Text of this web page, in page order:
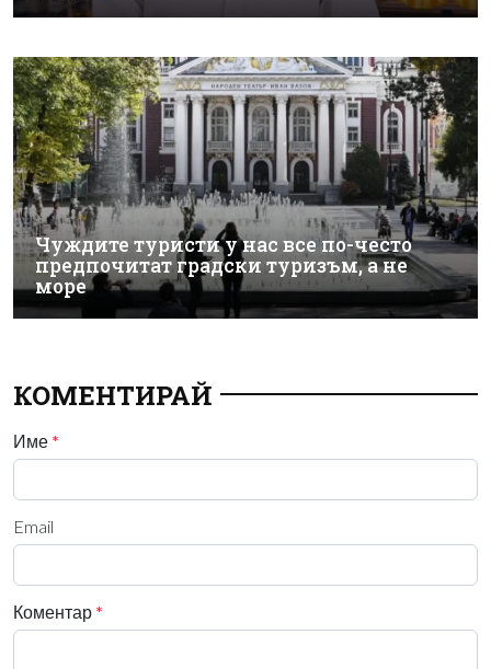
Чуждите туристи у нас все по-често
предпочитат градски туризъм, а не
море
КОМЕНТИРАЙ
Име *
Email
Коментар *